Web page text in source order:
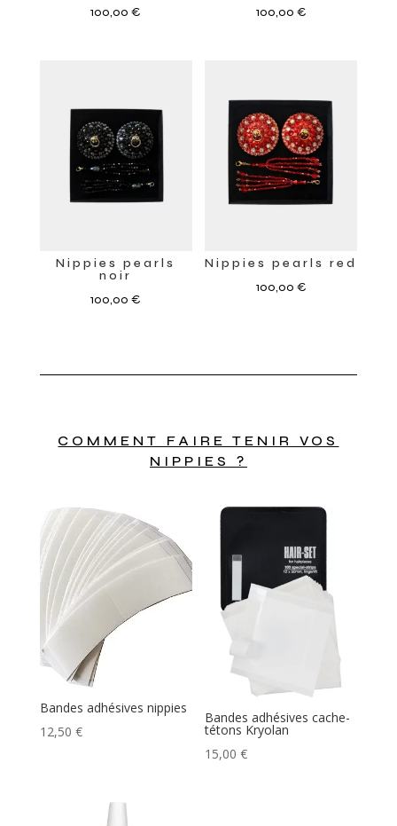
100,00€ 100,00 €
Nippies pearls
noir
100,00€
Nippies pearls red
100,00 €
COMMENT FAIRE TENIR VOS
NIPPIES ?
Bandes adhésives nippies
12,50 €
Bandes adhésives cache-
tétons Kryolan
15,00€